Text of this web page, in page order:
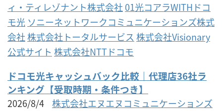
ィ・ティレゾナント株式会社 01光コアラWITHドコ
モ光 ソニーネットワークコミュニケーションズ株式
会社株式会社トータルサービス 株式会社Visionary
公式サイト 株式会社NTTドコモ
ドコモ光キャッシュバック比較｜代理店36社ラ
ンキング【受取時期・条件つき】
2026/8/4 株式会社エヌエヌコミュニケーションズ